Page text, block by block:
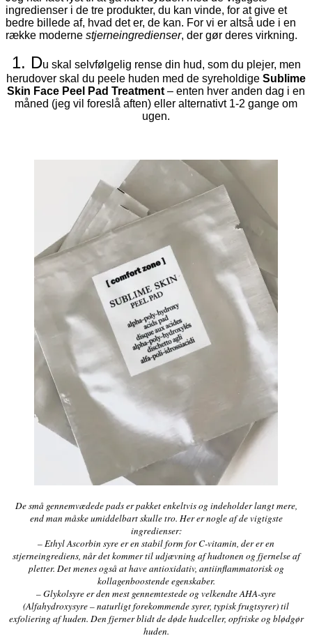
ingredienser i de tre produkter, du kan vinde, for at give et
bedre billede af, hvad det er, de kan. For vi er altså ude i en
række moderne stjerneingredienser, der gør deres virkning.
1. Du skal selvfølgelig rense din hud, som du plejer, men
herudover skal du peele huden med de syreholdige Sublime
Skin Face Peel Pad Treatment – enten hver anden dag i en
måned (jeg vil foreslå aften) eller alternativt 1-2 gange om
ugen.
De små gennemvædede pads er pakket enkeltvis og indeholder langt mere,
end man måske umiddelbart skulle tro. Her er nogle af de vigtigste
ingredienser:
– Ethyl Ascorbin syre er en stabil form for C-vitamin, der er en
stjerneingrediens, når det kommer til udjævning af hudtonen og fjernelse af
pletter. Det menes også at have antioxidativ, antiinflammatorisk og
kollagenboostende egenskaber.
– Glykolsyre er den mest gennemtestede og velkendte AHA-syre
(Alfahydroxysyre – naturligt forekommende syrer, typisk frugtsyrer) til
exfoliering af huden. Den fjerner blidt de døde hudceller, opfriske og blødgør
huden.